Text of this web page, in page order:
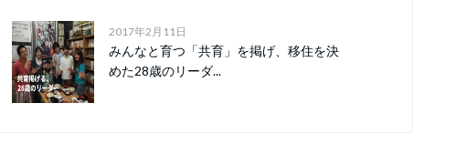
2017年2月11日
みんなと育つ「共育」を掲げ、移住を決
めた28歳のリーダ...